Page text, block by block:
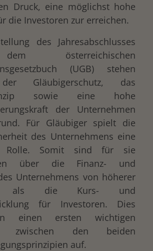
Druck, eine möglichst hohe
die Investoren zur erreichen.
des Jahresabschlusses
österreichischen
(UGB) stehen
Gläubigerschutz, das
sowie eine hohe
der Unternehmen
Für Gläubiger spielt die
des Unternehmens eine
Rolle. Somit sind für sie
über die Finanz- und
Unternehmens von höherer
als die Kurs- und
für Investoren. Dies
einen ersten wichtigen
zwischen den beiden
auf.